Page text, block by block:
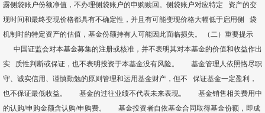
露侧袋账户份额净值，不办理侧袋账户的申购赎回。侧袋账户对应特定 资产的变
现时间和最终变现价格都具有不确定性，并且有可能变现价格大幅低于启用侧 袋
机制时的特定资产的估值，基金份额持有人可能因此面临损失。 （二）重要提示
中国证监会对本基金募集的注册或核准，并不表明其对本基金的价值和收益作出
实 质性判断或保证，也不表明投资于本基金没有风险。 基金管理人依照恪尽职
守、诚实信用、谨慎勤勉的原则管理和运用基金财产，但不 保证基金一定盈利，
也不保证最低收益。 基金的过往业绩不代表未来表现。 基金销售相关费用中
的认购/申购金额含认购/申购费。 基金投资者自依基金合同取得基金份额，即成